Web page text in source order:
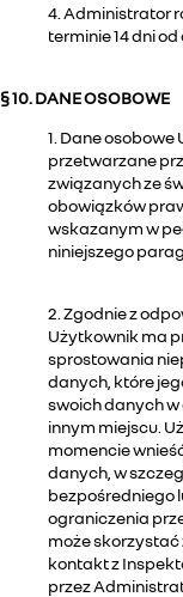
4. Administrator
terminie 14 dni od
§ 10. DANE OSOBOWE
1. Dane
przetwarzane
związanych ze
obowiązków
wskazanym w
niniejszego
2. Zgodnie z
Użytkownik ma
sprostowania
danych, które
swoich danych
innym miejscu.
momencie
danych, w
bezpośredniego
ograniczenia
może skorzystać
kontakt z
przez